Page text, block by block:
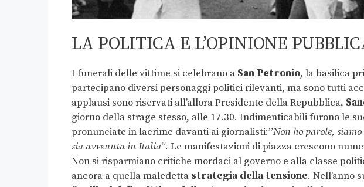
LA POLITICA E L’OPINIONE
I funerali delle vittime si celebrano a San Petronio, la basilica
partecipano diversi personaggi politici rilevanti, ma sono tutti
applausi sono riservati all’allora Presidente della Repubblica,
giorno della strage stesso, alle 17.30. Indimenticabili furono le
pronunciate in lacrime davanti ai giornalisti:”Non ho parole,
sia avvenuta in Italia“. Le manifestazioni di piazza crescono
Non si risparmiano critiche mordaci al governo e alla classe
ancora a quella maledetta strategia della tensione. Nell’anno